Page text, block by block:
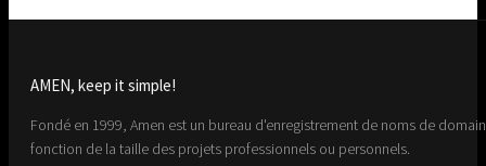
AMEN, keep it simple!
Fondé en 1999, Amen est un bureau d'enregistrement de noms de
fonction de la taille des projets professionnels ou personnels.